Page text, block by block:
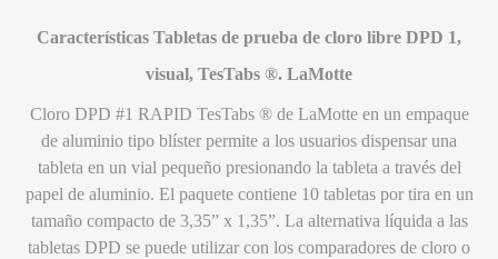
Características Tabletas de prueba de cloro libre DPD 1,
visual, TesTabs ®. LaMotte
Cloro DPD #1 RAPID TesTabs ® de LaMotte en un empaque
de aluminio tipo blíster permite a los usuarios dispensar una
tableta en un vial pequeño presionando la tableta a través del
papel de aluminio. El paquete contiene 10 tabletas por tira en un
tamaño compacto de 3,35” x 1,35”. La alternativa líquida a las
tabletas DPD se puede utilizar con los comparadores de cloro o